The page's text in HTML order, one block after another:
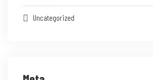
Uncategorized